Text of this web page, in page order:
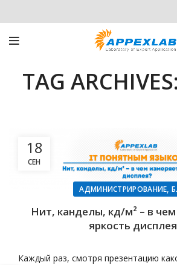
TAG
18
СЕН
АДМИНИСТРИРОВАНИЕ,
Нит, канделы, кд/м² – в
яркость
Каждый раз, смотря презентацию